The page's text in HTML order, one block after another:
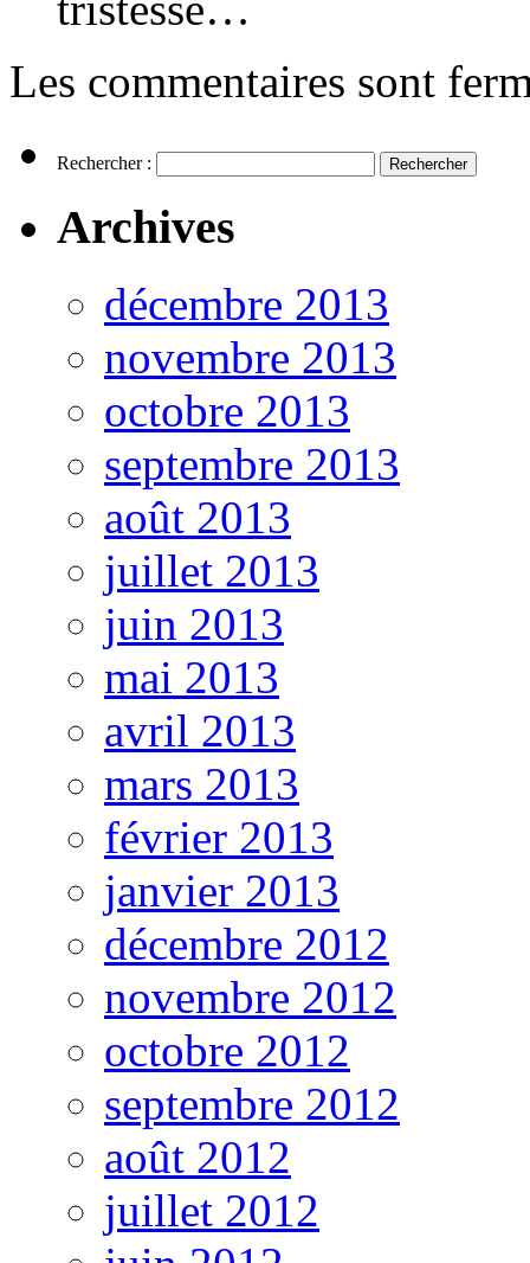
Les commentaires sont
Rechercher :
Archives
décembre 2013
novembre 2013
octobre 2013
septembre 2013
août 2013
juillet 2013
juin 2013
mai 2013
avril 2013
mars 2013
février 2013
janvier 2013
décembre 2012
novembre 2012
octobre 2012
septembre 2012
août 2012
juillet 2012